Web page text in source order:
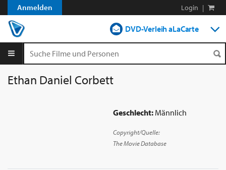
Anmelden Login |
DVD-Verleih aLaCarte
Geschlecht: Männlich
Copyright/Quelle:
The Movie Database
Ethan Daniel Corbett